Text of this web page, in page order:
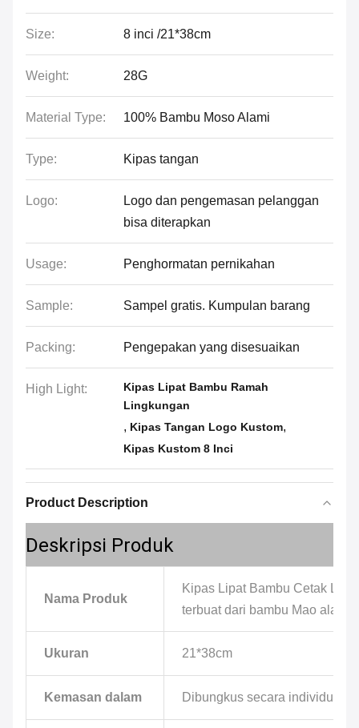
Size: 8 inci /21*38cm
Weight: 28G
Material Type: 100% Bambu Moso Alami
Type: Kipas tangan
Logo:
Logo dan pengemasan pelanggan
bisa diterapkan
Usage: Penghormatan pernikahan
Sample: Sampel gratis. Kumpulan barang
Packing: Pengepakan yang disesuaikan
High Light:
Kipas Lipat Bambu Ramah
Lingkungan
, Kipas Tangan Logo Kustom,
Kipas Kustom 8 Inci
Product Description
Deskripsi Produk
Nama Produk
Kipas Lipat Bambu Cetak
terbuat dari bambu Mao alami.
Ukuran 21*38cm
Kemasan dalam Dibungkus secara individual/